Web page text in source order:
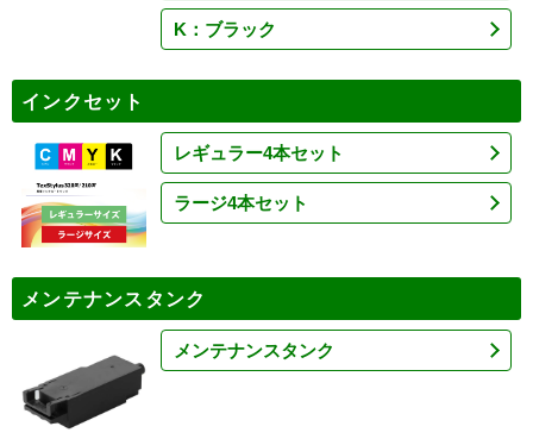
K：ブラック
インクセット
レギュラー4本セット
ラージ4本セット
メンテナンスタンク
メンテナンスタンク